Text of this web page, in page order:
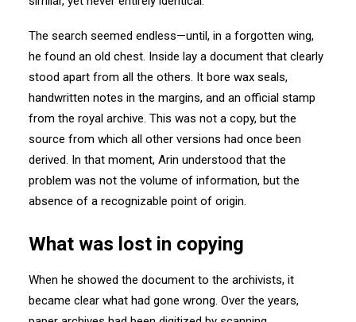
The search seemed endless—until, in a forgotten wing,
he found an old chest. Inside lay a document that clearly
stood apart from all the others. It bore wax seals,
handwritten notes in the margins, and an official stamp
from the royal archive. This was not a copy, but the
source from which all other versions had once been
derived. In that moment, Arin understood that the
problem was not the volume of information, but the
absence of a recognizable point of origin.
What was lost in copying
When he showed the document to the archivists, it
became clear what had gone wrong. Over the years,